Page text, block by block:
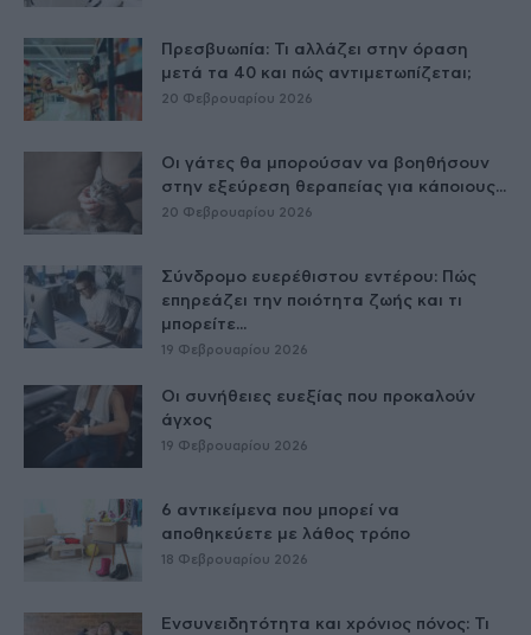
Πρεσβυωπία: Τι αλλάζει στην όραση
μετά τα 40 και πώς αντιμετωπίζεται;
20 Φεβρουαρίου 2026
Οι γάτες θα μπορούσαν να βοηθήσουν
στην εξεύρεση θεραπείας για κάποιους...
20 Φεβρουαρίου 2026
Σύνδρομο ευερέθιστου εντέρου: Πώς
επηρεάζει την ποιότητα ζωής και τι
μπορείτε...
19 Φεβρουαρίου 2026
Οι συνήθειες ευεξίας που προκαλούν
άγχος
19 Φεβρουαρίου 2026
6 αντικείμενα που μπορεί να
αποθηκεύετε με λάθος τρόπο
18 Φεβρουαρίου 2026
Ενσυνειδητότητα και χρόνιος πόνος: Τι